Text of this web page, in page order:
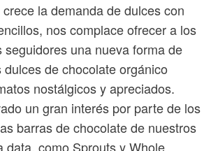
crece la demanda de dulces con
nos complace ofrecer a los
seguidores una nueva forma de
de chocolate orgánico
nostálgicos y apreciados.
un gran interés por parte de los
barras de chocolate de nuestros
data, como Sprouts y Whole